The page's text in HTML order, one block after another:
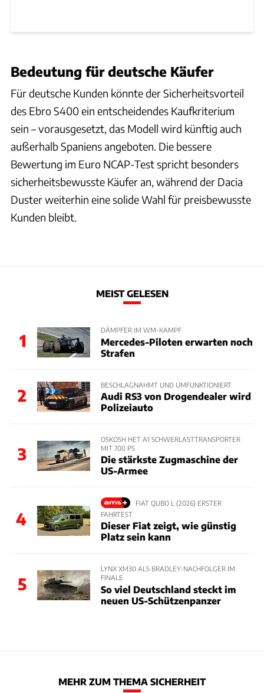
Bedeutung für deutsche Käufer
Für deutsche Kunden könnte der Sicherheitsvorteil
des Ebro S400 ein entscheidendes Kaufkriterium
sein – vorausgesetzt, das Modell wird künftig auch
außerhalb Spaniens angeboten. Die bessere
Bewertung im Euro NCAP-Test spricht besonders
sicherheitsbewusste Käufer an, während der Dacia
Duster weiterhin eine solide Wahl für preisbewusste
Kunden bleibt.
MEIST GELESEN
1
DÄMPFER IM WM-KAMPF
Mercedes-Piloten erwarten noch
Strafen
2
BESCHLAGNAHMT UND UMFUNKTIONIERT
Audi RS3 von Drogendealer wird
Polizeiauto
3
OSKOSH HET A1 SCHWERLASTTRANSPORTER
MIT 700 PS
Die stärkste Zugmaschine der
US-Armee
4
FIAT QUBO L (2026) ERSTER
FAHRTEST
Dieser Fiat zeigt, wie günstig
Platz sein kann
5
LYNX XM30 ALS BRADLEY-NACHFOLGER IM
FINALE
So viel Deutschland steckt im
neuen US-Schützenpanzer
MEHR ZUM THEMA SICHERHEIT